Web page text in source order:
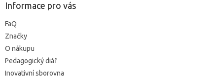
Informace pro vás
FaQ
Značky
O nákupu
Pedagogický diář
Inovativní sborovna